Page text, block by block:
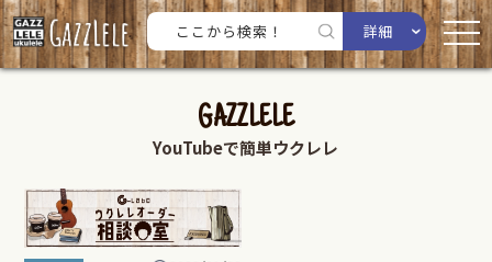
詳細
GAZZLELE
YouTubeで簡単ウクレレ